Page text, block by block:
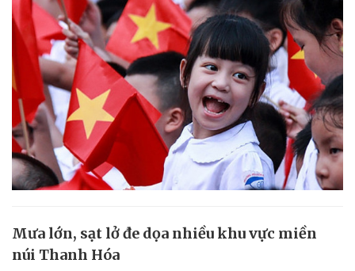
Mưa lớn, sạt lở đe dọa nhiều khu vực miền
núi Thanh Hóa